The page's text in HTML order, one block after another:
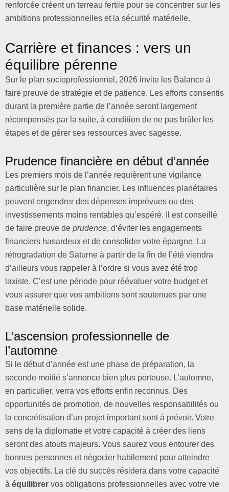
renforcée créent un terreau fertile pour se concentrer sur les
ambitions professionnelles et la sécurité matérielle.
Carrière et finances : vers un
équilibre pérenne
Sur le plan socioprofessionnel, 2026 invite les Balance à
faire preuve de stratégie et de patience. Les efforts consentis
durant la première partie de l’année seront largement
récompensés par la suite, à condition de ne pas brûler les
étapes et de gérer ses ressources avec sagesse.
Prudence financière en début d’année
Les premiers mois de l’année requièrent une vigilance
particulière sur le plan financier. Les influences planétaires
peuvent engendrer des dépenses imprévues ou des
investissements moins rentables qu’espéré. Il est conseillé
de faire preuve de prudence, d’éviter les engagements
financiers hasardeux et de consolider votre épargne. La
rétrogradation de Saturne à partir de la fin de l’été viendra
d’ailleurs vous rappeler à l’ordre si vous avez été trop
laxiste. C’est une période pour réévaluer votre budget et
vous assurer que vos ambitions sont soutenues par une
base matérielle solide.
L’ascension professionnelle de
l’automne
Si le début d’année est une phase de préparation, la
seconde moitié s’annonce bien plus porteuse. L’automne,
en particulier, verra vos efforts enfin reconnus. Des
opportunités de promotion, de nouvelles responsabilités ou
la concrétisation d’un projet important sont à prévoir. Votre
sens de la diplomatie et votre capacité à créer des liens
seront des atouts majeurs. Vous saurez vous entourer des
bonnes personnes et négocier habilement pour atteindre
vos objectifs. La clé du succès résidera dans votre capacité
à équilibrer vos obligations professionnelles avec votre vie